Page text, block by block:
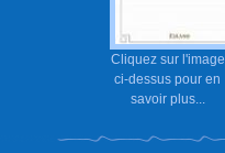
Cliquez sur l'image
ci-dessus pour en
savoir plus...